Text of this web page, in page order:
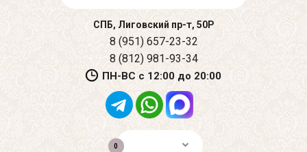
СПБ, Лиговский пр-т, 50Р
8 (951) 657-23-32
8 (812) 981-93-34
ПН-ВС с 12:00 до 20:00
0